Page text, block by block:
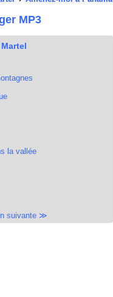
MP3
la vallée
suivante ≫